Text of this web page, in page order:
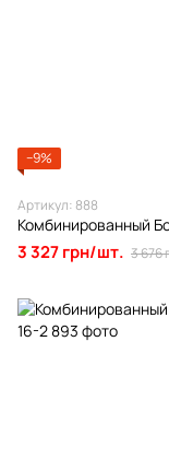
−9%
Артикул: 888
Комбинированный
3 327 грн/шт. 3 676